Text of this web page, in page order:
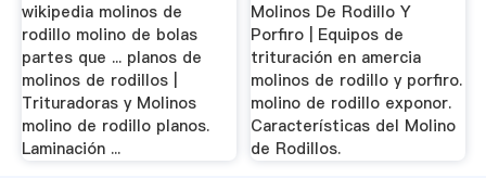
wikipedia molinos de
rodillo molino de bolas
partes que ... planos de
molinos de rodillos |
Trituradoras y Molinos
molino de rodillo planos.
Laminación ...
Molinos De Rodillo Y
Porfiro | Equipos de
trituración en amercia
molinos de rodillo y porfiro.
molino de rodillo exponor.
Características del Molino
de Rodillos.